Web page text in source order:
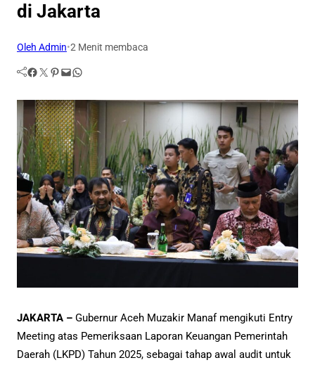
di Jakarta
Oleh Admin•2 Menit membaca
Facebook Twitter Pinterest Mail WhatsApp
JAKARTA – Gubernur Aceh Muzakir Manaf mengikuti Entry
Meeting atas Pemeriksaan Laporan Keuangan Pemerintah
Daerah (LKPD) Tahun 2025, sebagai tahap awal audit untuk